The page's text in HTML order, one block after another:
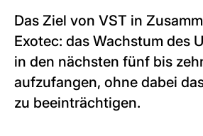
Das Ziel von VST in
Exotec: das Wachstum des
in den nächsten fünf bis
aufzufangen, ohne dabei
zu beeinträchtigen.